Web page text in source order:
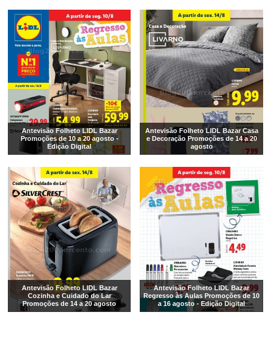
Antevisão Folheto LIDL Bazar
Promoções de 10 a 20 agosto -
Edição Digital
Antevisão Folheto LIDL Bazar Casa
e Decoração Promoções de 14 a 20
agosto
Antevisão Folheto LIDL Bazar
Cozinha e Cuidado do Lar
Promoções de 14 a 20 agosto
Antevisão Folheto LIDL Bazar
Regresso às Aulas Promoções de 10
a 16 agosto - Edição Digital